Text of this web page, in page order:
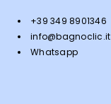
+39 349 8901346
info@bagnoclic.it
Whatsapp